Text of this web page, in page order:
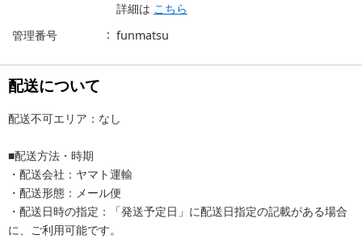
詳細は こちら
管理番号
funmatsu
配送について
配送不可エリア：なし
■配送方法・時期
・配送会社：ヤマト運輸
・配送形態：メール便
・配送日時の指定：「発送予定日」に配送日指定の記載がある場合
に、ご利用可能です。